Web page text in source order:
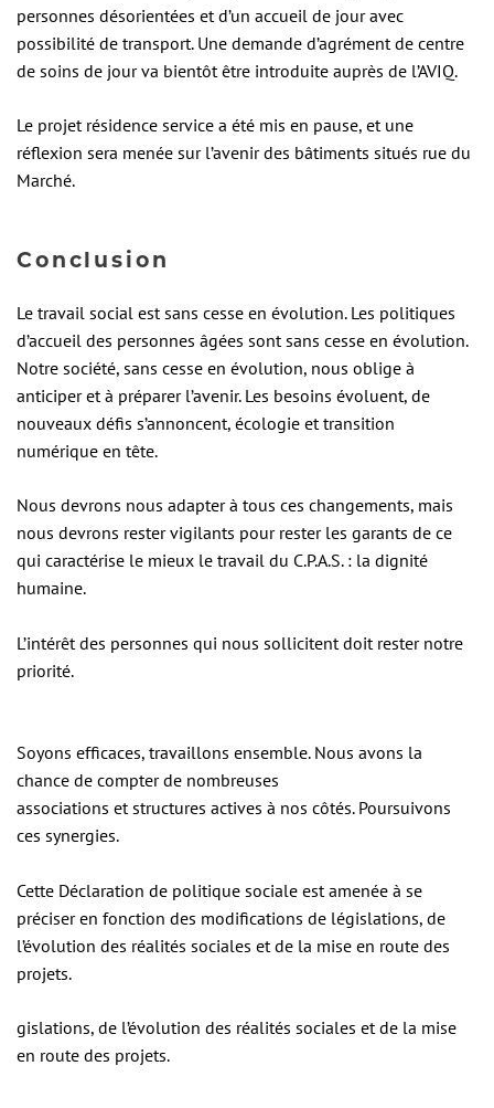
personnes désorientées et d’un accueil de jour avec
possibilité de transport. Une demande d’agrément de centre
de soins de jour va bientôt être introduite auprès de l’AVIQ.
Le projet résidence service a été mis en pause, et une
réflexion sera menée sur l’avenir des bâtiments situés rue du
Marché.
Conclusion
Le travail social est sans cesse en évolution. Les politiques
d’accueil des personnes âgées sont sans cesse en évolution.
Notre société, sans cesse en évolution, nous oblige à
anticiper et à préparer l’avenir. Les besoins évoluent, de
nouveaux défis s’annoncent, écologie et transition
numérique en tête.
Nous devrons nous adapter à tous ces changements, mais
nous devrons rester vigilants pour rester les garants de ce
qui caractérise le mieux le travail du C.P.A.S. : la dignité
humaine.
L’intérêt des personnes qui nous sollicitent doit rester notre
priorité.
Soyons efficaces, travaillons ensemble. Nous avons la
chance de compter de nombreuses
associations et structures actives à nos côtés. Poursuivons
ces synergies.
Cette Déclaration de politique sociale est amenée à se
préciser en fonction des modifications de législations, de
l’évolution des réalités sociales et de la mise en route des
projets.
gislations, de l’évolution des réalités sociales et de la mise
en route des projets.